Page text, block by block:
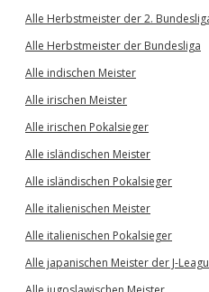
Alle Herbstmeister der 2.
Alle Herbstmeister der Bundesliga
Alle indischen Meister
Alle irischen Meister
Alle irischen Pokalsieger
Alle isländischen Meister
Alle isländischen Pokalsieger
Alle italienischen Meister
Alle italienischen Pokalsieger
Alle japanischen Meister der J-